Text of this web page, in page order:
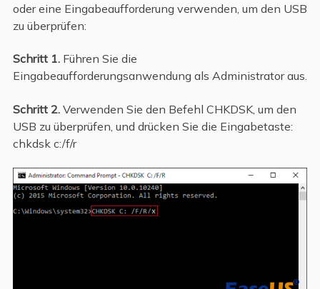
oder eine Eingabeaufforderung verwenden, um den USB
zu überprüfen:
Schritt 1.Führen Sie die
Eingabeaufforderungsanwendung als Administrator aus.
Schritt 2. Verwenden Sie den Befehl CHKDSK, um den
USB zu überprüfen, und drücken Sie die Eingabetaste:
chkdsk c:/f/r